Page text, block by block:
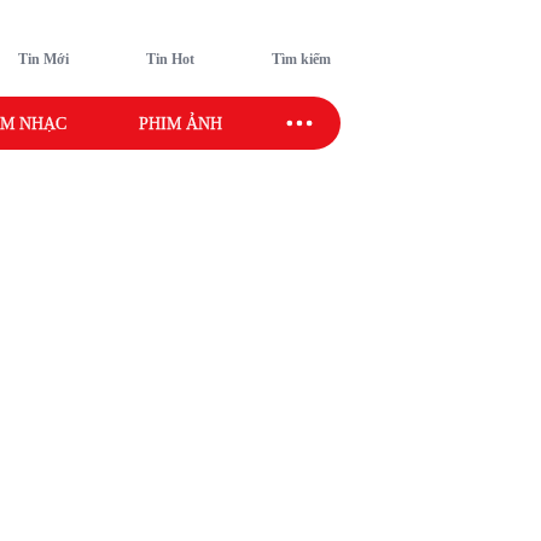
Tin Mới Tin Hot Tìm kiếm
NHẠC PHIM ẢNH SAO SPORT